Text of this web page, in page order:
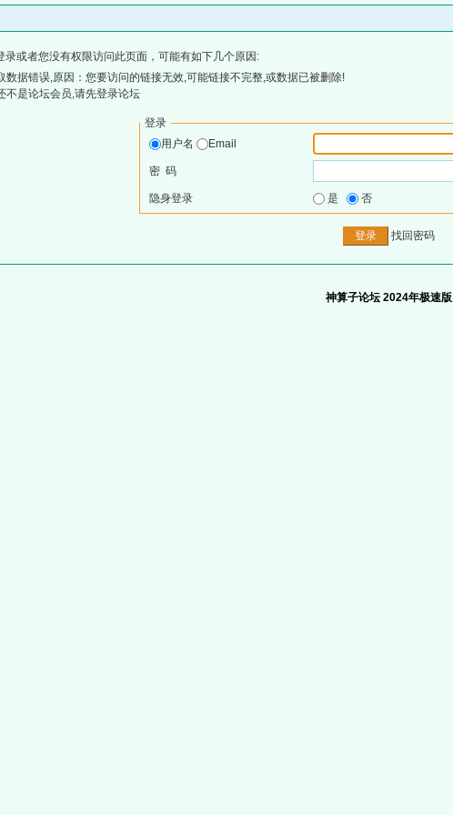
录或者您没有权限访问此页面，可能有如下几个原因:
数据错误,原因：您要访问的链接无效,可能链接不完整,或数据已被删除!
不是论坛会员,请先登录论坛
登录
用户名
Email
密 码
隐身登录 是 否
找回密码
神算子论坛 2024年极速版